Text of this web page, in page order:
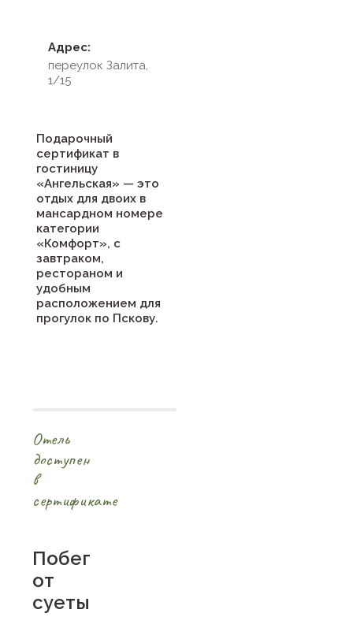
Адрес:
переулок Залита,
1/15
Подарочный
сертификат в
гостиницу
«Ангельская» — это
отдых для двоих в
мансардном номере
категории
«Комфорт», с
завтраком,
рестораном и
удобным
расположением для
прогулок по Пскову.
Отель
доступен
в
сертификате
Побег
от
суеты